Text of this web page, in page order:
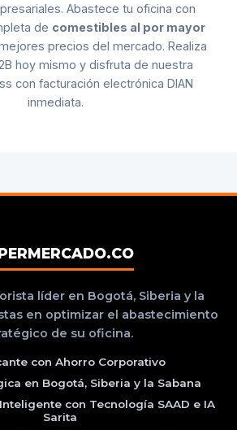
Abastece tu oficina con
de comestibles al por mayor
precios del mercado. Realiza
hoy mismo y disfruta de nuestra
con facturación electrónica DIAN
inmediata.
líder en Bogotá, Siberia y la
en optimizar el abastecimiento
de su oficina.
con Ahorro Corporativo
en Bogotá, Siberia y la Sabana
con Tecnología SAAD e IA
Sarita